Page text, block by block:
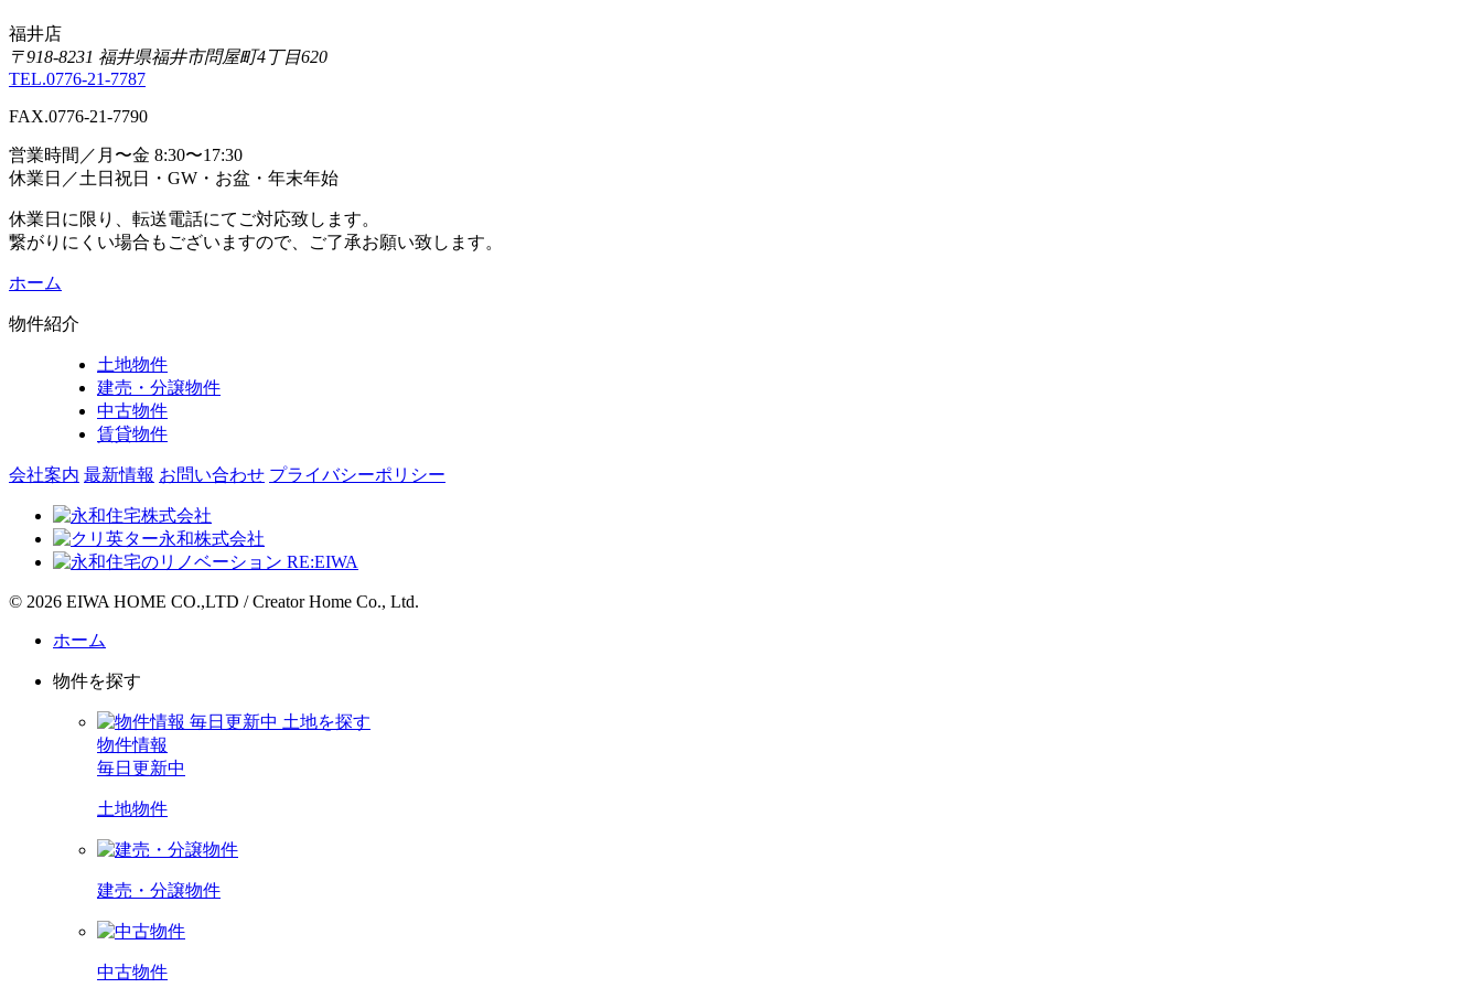
福井店
〒918-8231 福井県福井市問屋町4丁⽬620
TEL.0776-21-7787
FAX.0776-21-7790
営業時間／月〜金 8:30〜17:30
休業日／土日祝日・GW・お盆・年末年始
休業日に限り、転送電話にてご対応致します。
繋がりにくい場合もございますので、ご了承お願い致します。
ホーム
物件紹介
土地物件
建売・分譲物件
中古物件
賃貸物件
会社案内 最新情報 お問い合わせ プライバシーポリシー
© 2026 EIWA HOME CO.,LTD / Creator Home Co., Ltd.
ホーム
物件を探す
物件情報
毎日更新中
土地物件
建売・ 分譲物件
中古物件